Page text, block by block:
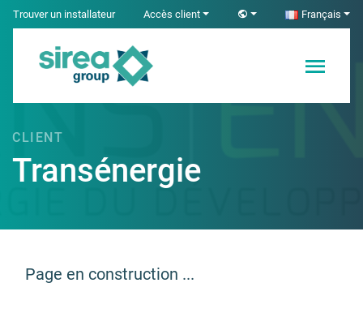
SkipTrouver un installateur Accès client Français
Solutions en
Électricité et
CLIENT
Transénergie
Page en construction ...